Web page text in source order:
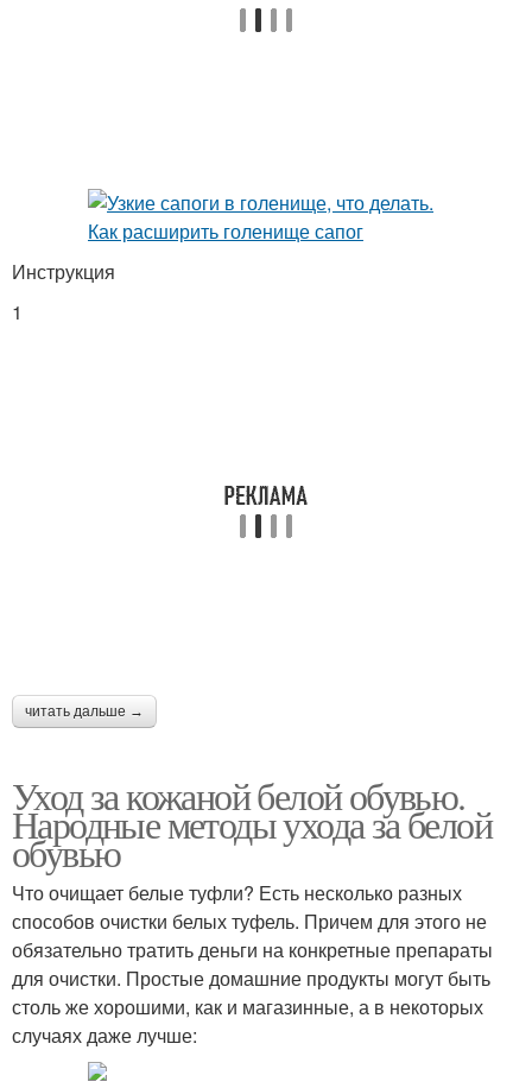
Инструкция
1
читать дальше →
Уход за кожаной белой обувью.
Народные методы ухода за белой
обувью
Что очищает белые туфли? Есть несколько разных
способов очистки белых туфель. Причем для этого не
обязательно тратить деньги на конкретные препараты
для очистки. Простые домашние продукты могут быть
столь же хорошими, как и магазинные, а в некоторых
случаях даже лучше: